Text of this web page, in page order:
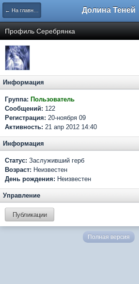
← На главную Долина Теней
Профиль Серебрянка
Информация
Группа: Пользователь
Сообщений: 122
Регистрация: 20-ноября 09
Активность: 21 апр 2012 14:40
Информация
Статус: Заслуживший герб
Возраст: Неизвестен
День рождения: Неизвестен
Управление
Публикации
Полная версия